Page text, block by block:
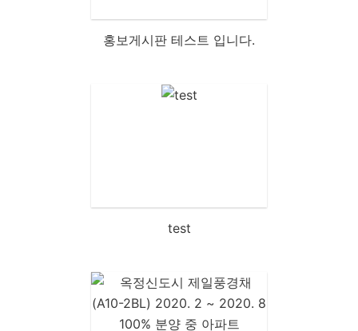
홍보게시판 테스트 입니다.
test